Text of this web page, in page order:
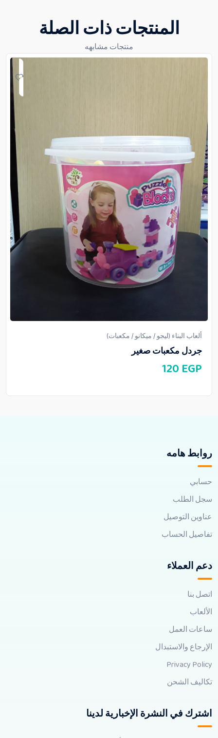
المنتجات ذات الصلة
منتجات مشابهه
ألعاب البناء (ليجو / ميكانو / مكعبات)
جردل مكعبات صغير
120 EGP
روابط هامه
حسابي
سجل الطلب
عناوين التوصيل
تفاصيل الحساب
دعم العملاء
اتصل بنا
الألعاب
ساعات العمل
الإرجاع والاستبدال
Privacy Policy
تكاليف الشحن
اشترك في النشرة الإخبارية لدينا